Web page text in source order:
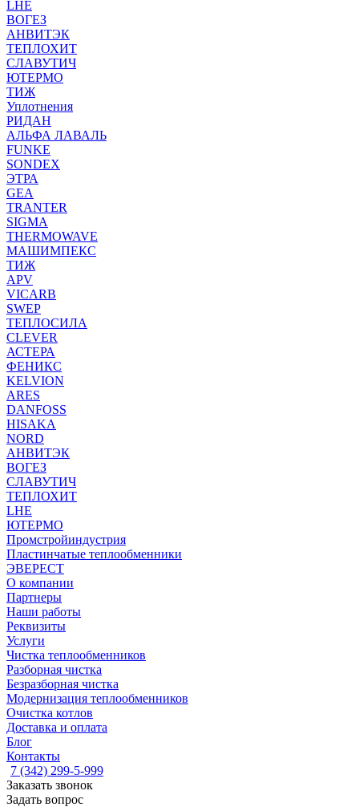
LHE
ВОГЕЗ
АНВИТЭК
ТЕПЛОХИТ
СЛАВУТИЧ
ЮТЕРМО
ТИЖ
Уплотнения
РИДАН
АЛЬФА ЛАВАЛЬ
FUNKE
SONDEX
ЭТРА
GEA
TRANTER
SIGMA
THERMOWAVE
МАШИМПЕКС
ТИЖ
APV
VICARB
SWEP
ТЕПЛОСИЛА
CLEVER
АСТЕРА
ФЕНИКС
KELVION
ARES
DANFOSS
HISAKA
NORD
АНВИТЭК
ВОГЕЗ
СЛАВУТИЧ
ТЕПЛОХИТ
LHE
ЮТЕРМО
Промстройиндустрия
Пластинчатые теплообменники
ЭВЕРЕСТ
О компании
Партнеры
Наши работы
Реквизиты
Услуги
Чистка теплообменников
Разборная чистка
Безразборная чистка
Модернизация теплообменников
Очистка котлов
Доставка и оплата
Блог
Контакты
7 (342) 299-5-999
Заказать звонок
Задать вопрос